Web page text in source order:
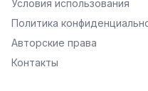
Условия использования
Политика
Авторские права
Контакты